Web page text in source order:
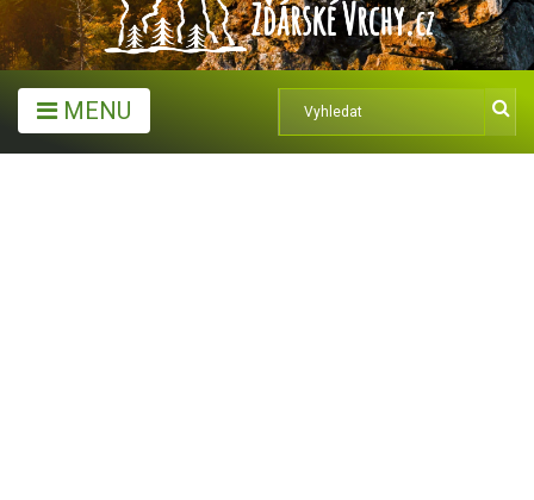
MENU